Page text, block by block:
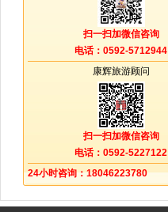
扫一扫加微信咨询
电话：0592-5712944
康辉旅游顾问
扫一扫加微信咨询
电话：0592-5227122
24小时咨询：18046223780